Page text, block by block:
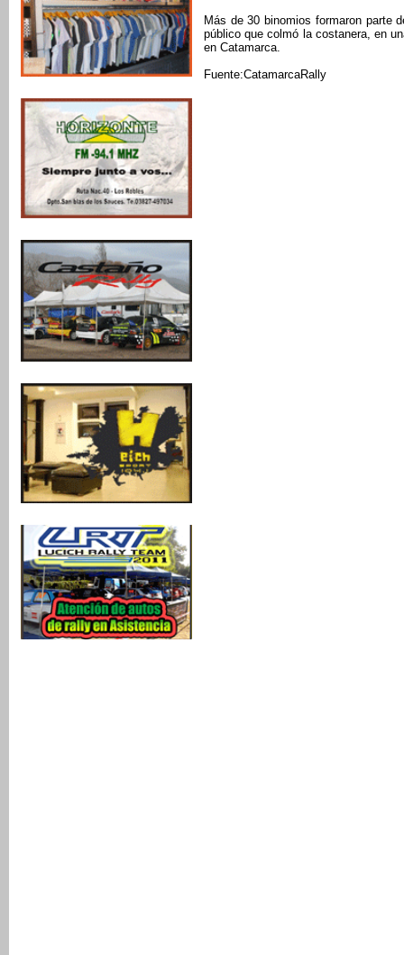
Más de 30 binomios formaron parte
público que colmó la costanera, en
en Catamarca.
Fuente:CatamarcaRally